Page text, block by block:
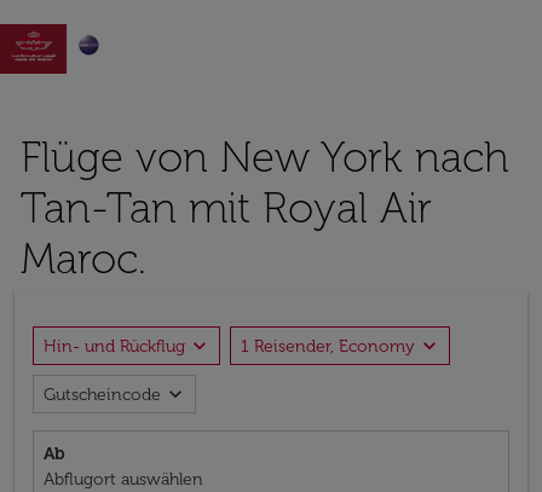

Flüge von New York nach
Tan-Tan mit Royal Air
Maroc.
Hin- und Rückflug expand_more 1 Reisender, Economy expand_more
Gutscheincode expand_more
Ab
Abflugort auswählen